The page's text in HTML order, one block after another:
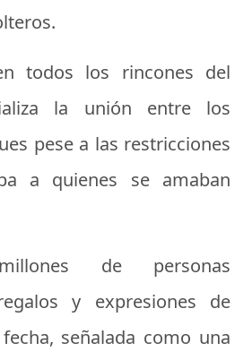
todos los rincones del
la unión entre los
pese a las restricciones
a quienes se amaban
de personas
y expresiones de
señalada como una